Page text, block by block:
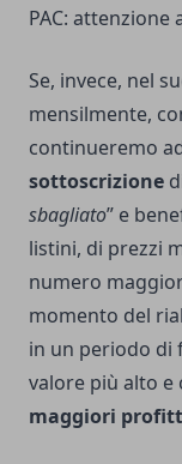
PAC: attenzione
Se, invece, nel
mensilmente,
continueremo
sottoscrizione
sbagliato” e
listini, di prezzi
numero
momento del
in un periodo di
valore più alto
maggiori